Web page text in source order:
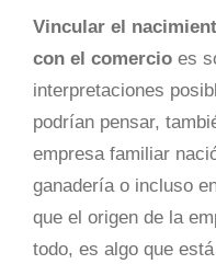
Vincular el
con el comercio es
interpretaciones
podrían pensar,
empresa familiar
ganadería o incluso
que el origen de la
todo, es algo que